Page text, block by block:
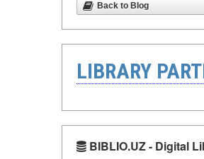
Back to Blog
LIBRARY
BIBLIO.UZ - Digital